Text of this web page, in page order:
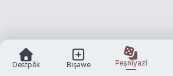
Destpêk Bişawe Peşnîyazî